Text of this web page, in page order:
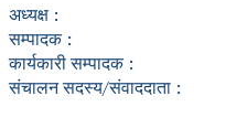
अध्यक्ष :
सम्पादक :
कार्यकारी सम्पादक :
संचालन सदस्य/संवाददाता :